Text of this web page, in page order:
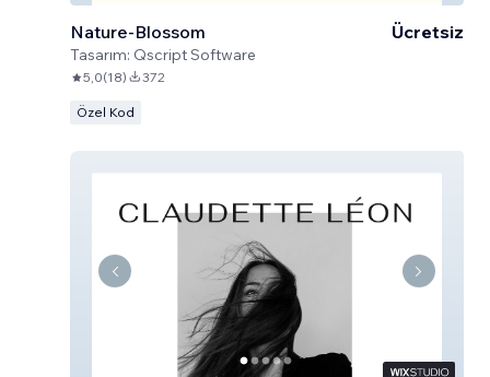
Nature-Blossom
Tasarım: Qscript Software
Ücretsiz
5,0(18) 372
Özel Kod